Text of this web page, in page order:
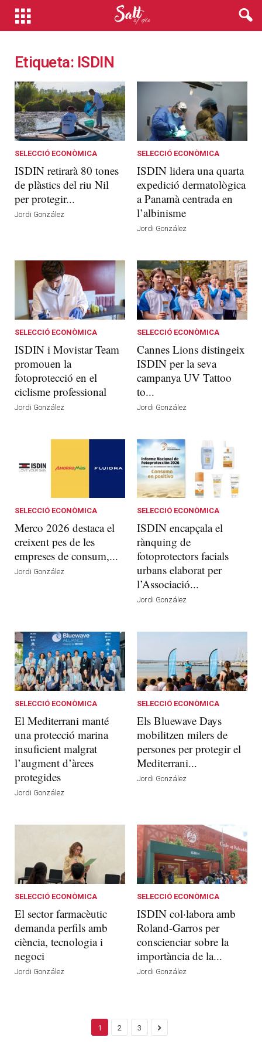
Etiqueta: ISDIN
SELECCIÓ ECONÒMICA
ISDIN retirarà 80 tones
de plàstics del riu Nil
per protegir...
Jordi González
SELECCIÓ ECONÒMICA
ISDIN lidera una quarta
expedició dermatològica
a Panamà centrada en
l’albinisme
Jordi González
SELECCIÓ ECONÒMICA
ISDIN i Movistar Team
promouen la
fotoprotecció en el
ciclisme professional
Jordi González
SELECCIÓ ECONÒMICA
Cannes Lions distingeix
ISDIN per la seva
campanya UV Tattoo
to...
Jordi González
SELECCIÓ ECONÒMICA
Merco 2026 destaca el
creixent pes de les
empreses de consum,...
Jordi González
SELECCIÓ ECONÒMICA
ISDIN encapçala el
rànquing de
fotoprotectors facials
urbans elaborat per
l’Associació...
Jordi González
SELECCIÓ ECONÒMICA
El Mediterrani manté
una protecció marina
insuficient malgrat
l’augment d’àrees
protegides
Jordi González
SELECCIÓ ECONÒMICA
Els Bluewave Days
mobilitzen milers de
persones per protegir el
Mediterrani...
Jordi González
SELECCIÓ ECONÒMICA
El sector farmacèutic
demanda perfils amb
ciència, tecnologia i
negoci
Jordi González
SELECCIÓ ECONÒMICA
ISDIN col·labora amb
Roland-Garros per
conscienciar sobre la
importància de la...
Jordi González
1 2 3